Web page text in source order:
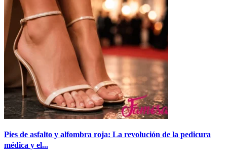
Pies de asfalto y alfombra roja: La revolución de la pedicura
médica y el...